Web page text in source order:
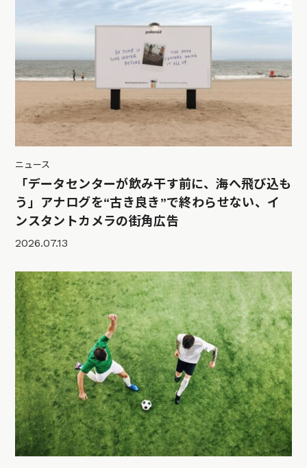
ニュース
「データセンターが飲み干す前に、海へ飛び込も
う」アナログを“古き良き”で終わらせない、イ
ンスタントカメラの街角広告
2026.07.13